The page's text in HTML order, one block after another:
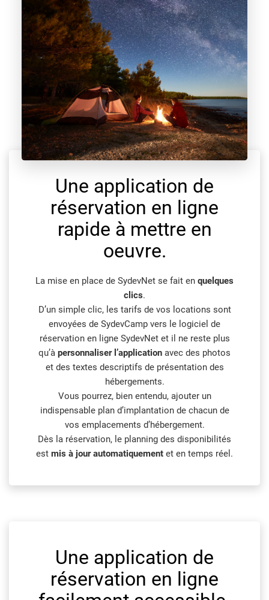
Une application de
réservation en ligne
rapide à mettre en
oeuvre.
La mise en place de SydevNet se fait en quelques
clics.
D’un simple clic, les tarifs de vos locations sont
envoyées de SydevCamp vers le logiciel de
réservation en ligne SydevNet et il ne reste plus
qu’à personnaliser l’application avec des photos
et des textes descriptifs de présentation des
hébergements.
Vous pourrez, bien entendu, ajouter un
indispensable plan d’implantation de chacun de
vos emplacements d’hébergement.
Dès la réservation, le planning des disponibilités
est mis à jour automatiquement et en temps réel.
Une application de
réservation en ligne